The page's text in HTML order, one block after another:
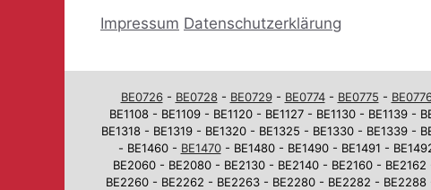
Impressum Datenschutzerklärung
BE0726- BE0728- BE0729- BE0774- BE0775 -
BE1108 - BE1109 - BE1120 - BE1127 - BE1130 - BE1139 -
BE1318 - BE1319 - BE1320 - BE1325 - BE1330 - BE1339 -
- BE1460 - BE1470- BE1480 - BE1490 - BE1491 -
BE2060 - BE2080 - BE2130 - BE2140 - BE2160 -
BE2260 - BE2262 - BE2263 - BE2280 - BE2282 -